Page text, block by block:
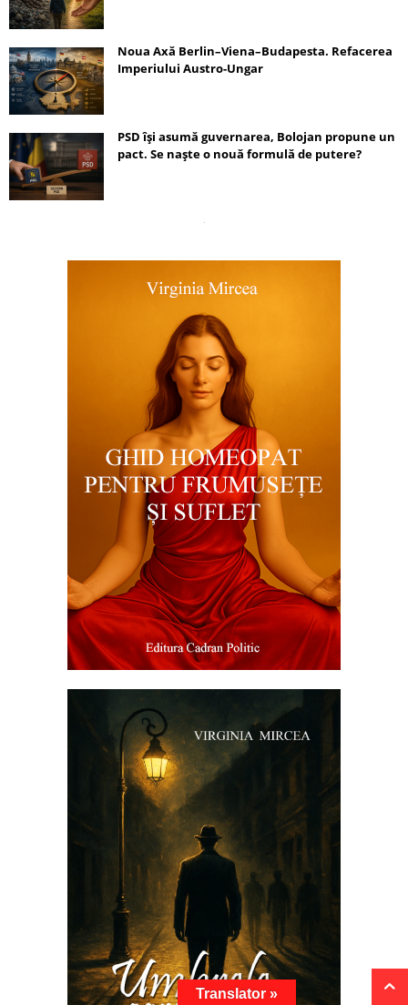
Noua Axă Berlin–Viena–Budapesta. Refacerea
Imperiului Austro-Ungar
PSD își asumă guvernarea, Bolojan propune un
pact. Se naște o nouă formulă de putere?
Translator »